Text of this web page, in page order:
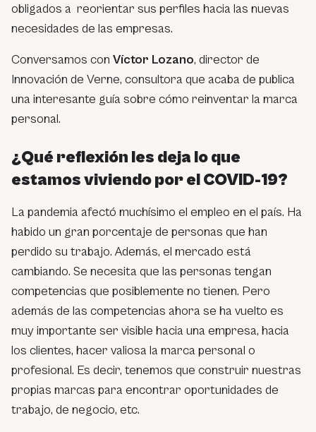
obligados a reorientar sus perfiles hacia las nuevas
necesidades de las empresas.
Conversamos con Víctor Lozano, director de
Innovación de Verne, consultora que acaba de publica
una interesante guía sobre cómo reinventar la marca
personal.
¿Qué reflexión les deja lo que
estamos viviendo por el COVID-19?
La pandemia afectó muchísimo el empleo en el país. Ha
habido un gran porcentaje de personas que han
perdido su trabajo. Además, el mercado está
cambiando. Se necesita que las personas tengan
competencias que posiblemente no tienen. Pero
además de las competencias ahora se ha vuelto es
muy importante ser visible hacia una empresa, hacia
los clientes, hacer valiosa la marca personal o
profesional. Es decir, tenemos que construir nuestras
propias marcas para encontrar oportunidades de
trabajo, de negocio, etc.